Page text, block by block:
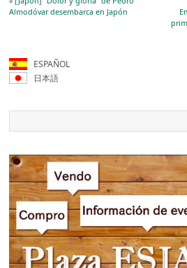
Almodóvar desembarca en Japón
ESPAÑOL
日本語